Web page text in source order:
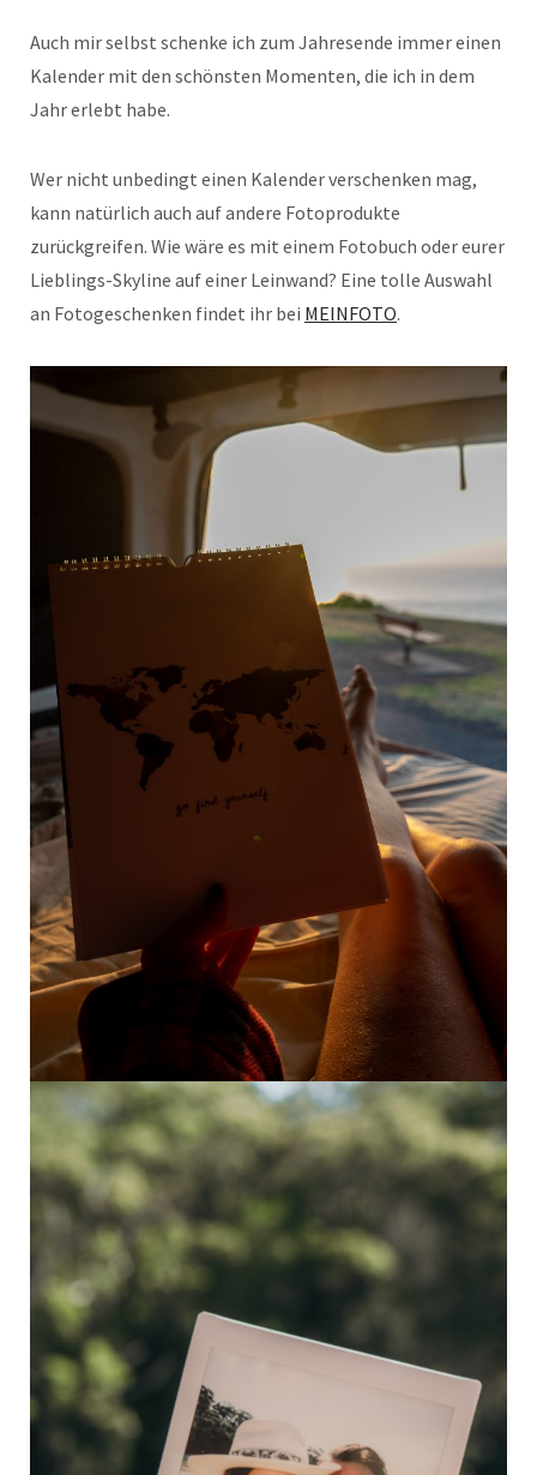
Auch mir selbst schenke ich zum Jahresende immer einen
Kalender mit den schönsten Momenten, die ich in dem
Jahr erlebt habe.
Wer nicht unbedingt einen Kalender verschenken mag,
kann natürlich auch auf andere Fotoprodukte
zurückgreifen. Wie wäre es mit einem Fotobuch oder eurer
Lieblings-Skyline auf einer Leinwand? Eine tolle Auswahl
an Fotogeschenken findet ihr bei MEINFOTO.